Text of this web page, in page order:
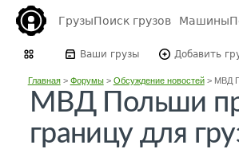
ГрузыПоиск грузов Машины
Ваши грузы Добавить
Главная> Форумы> Обсуждение новостей> МВД
МВД Польши
границу для